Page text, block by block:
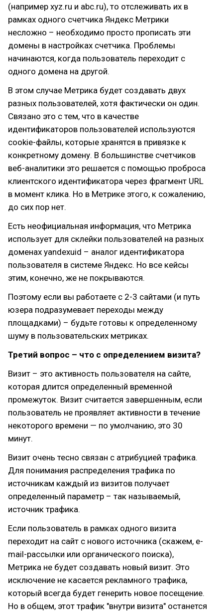
(например xyz.ru и abc.ru), то отслеживать их в
рамках одного счетчика Яндекс Метрики
несложно – необходимо просто прописать эти
домены в настройках счетчика. Проблемы
начинаются, когда пользователь переходит с
одного домена на другой.
В этом случае Метрика будет создавать двух
разных пользователей, хотя фактически он один.
Связано это с тем, что в качестве
идентификаторов пользователей используются
cookie-файлы, которые хранятся в привязке к
конкретному домену. В большинстве счетчиков
веб-аналитики это решается с помощью проброса
клиентского идентификатора через фрагмент URL
в момент клика. Но в Метрике этого, к сожалению,
до сих пор нет.
Есть неофициальная информация, что Метрика
использует для склейки пользователей на разных
доменах yandexuid – аналог идентификатора
пользователя в системе Яндекс. Но все кейсы
этим, конечно, же не покрываются.
Поэтому если вы работаете с 2-3 сайтами (и путь
юзера подразумевает переходы между
площадками) – будьте готовы к определенному
шуму в пользовательских метриках.
Третий вопрос – что с определением визита?
Визит – это активность пользователя на сайте,
которая длится определенный временной
промежуток. Визит считается завершенным, если
пользователь не проявляет активности в течение
некоторого времени — по умолчанию, это 30
минут.
Визит очень тесно связан с атрибуцией трафика.
Для понимания распределения трафика по
источникам каждый из визитов получает
определенный параметр – так называемый,
источник трафика.
Если пользователь в рамках одного визита
переходит на сайт с нового источника (скажем, e-
mail-рассылки или органического поиска),
Метрика не будет создавать новый визит. Это
исключение не касается рекламного трафика,
который всегда будет генерить новое посещение.
Но в общем, этот трафик "внутри визита" останется